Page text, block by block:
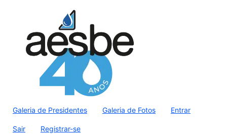
Galeria de Presidentes Galeria de Fotos Entrar
Sair Registrar-se